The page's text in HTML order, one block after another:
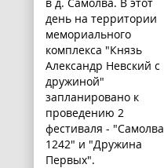
день на территории
мемориального
комплекса "Князь
Александр Невский с
дружиной"
запланировано к
проведению 2
фестиваля - "Самолва
1242" и "Дружина
Первых".